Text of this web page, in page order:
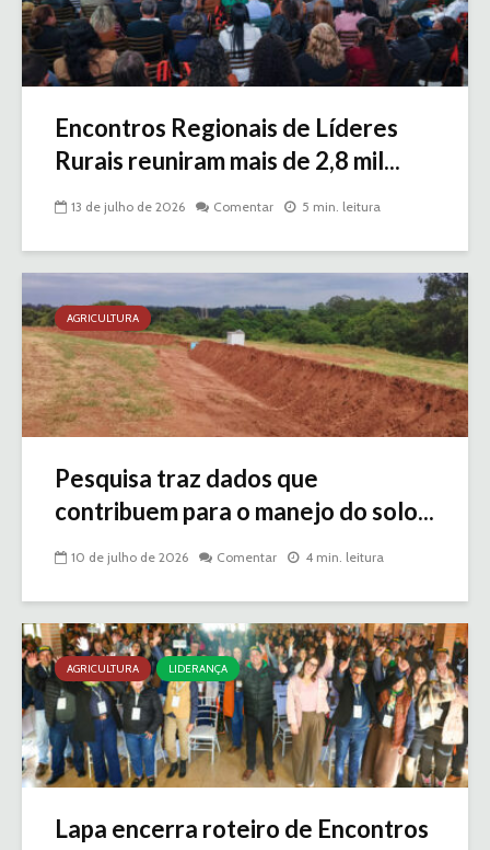
Encontros Regionais de Líderes
Rurais reuniram mais de 2,8 mil...
13 de julho de 2026 Comentar 5 min. leitura
AGRICULTURA
Pesquisa traz dados que
contribuem para o manejo do solo...
10 de julho de 2026 Comentar 4 min. leitura
AGRICULTURA LIDERANÇA
Lapa encerra roteiro de Encontros